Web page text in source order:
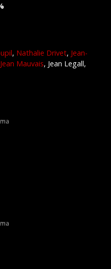
, Nathalie Drivet, Jean-
Jean Mauvais, Jean Legall,